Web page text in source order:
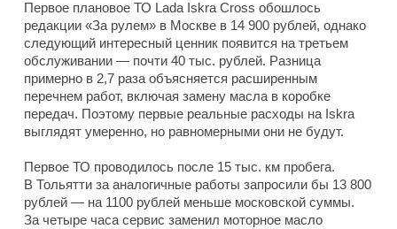
Первое плановое ТО Lada Iskra Cross обошлось
редакции «За рулем» в Москве в 14 900 рублей, однако
следующий интересный ценник появится на третьем
обслуживании — почти 40 тыс. рублей. Разница
примерно в 2,7 раза объясняется расширенным
перечнем работ, включая замену масла в коробке
передач. Поэтому первые реальные расходы на Iskra
выглядят умеренно, но равномерными они не будут.
Первое ТО проводилось после 15 тыс. км пробега.
В Тольятти за аналогичные работы запросили бы 13 800
рублей — на 1100 рублей меньше московской суммы.
За четыре часа сервис заменил моторное масло